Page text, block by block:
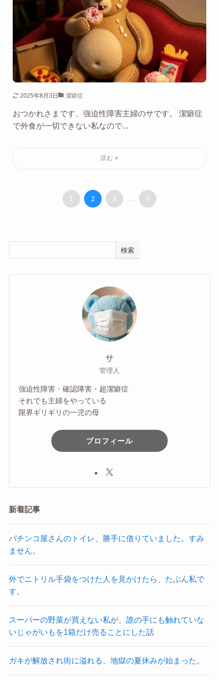
2025年8月3日 潔癖症
おつかれさまです、強迫性障害主婦のサです。 潔癖症
で外食が一切できない私なので...
1 2 3 ... 7
検索
サ
管理人
強迫性障害・確認障害・超潔癖症
それでも主婦をやっている
限界ギリギリの一児の母
プロフィール
新着記事
パチンコ屋さんのトイレ、勝手に借りていました。すみ
ません。
外でニトリル手袋をつけた人を見かけたら、たぶん私で
す。
スーパーの野菜が買えない私が、誰の手にも触れていな
いじゃがいもを1箱だけ売ることにした話
ガキが解放され街に溢れる、地獄の夏休みが始まった。